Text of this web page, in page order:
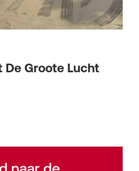
De Groote Lucht